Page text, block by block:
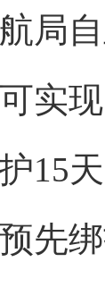
局
实
15
先